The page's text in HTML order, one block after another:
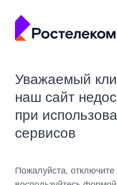
Уважаемый
наш сайт
при
сервисов
Пожалуйста,